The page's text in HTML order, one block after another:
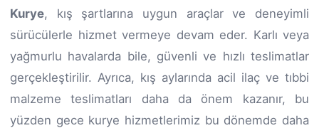
Kurye, kış şartlarına uygun araçlar ve deneyimli
sürücülerle hizmet vermeye devam eder. Karlı veya
yağmurlu havalarda bile, güvenli ve hızlı teslimatlar
gerçekleştirilir. Ayrıca, kış aylarında acil ilaç ve tıbbi
malzeme teslimatları daha da önem kazanır, bu
yüzden gece kurye hizmetlerimiz bu dönemde daha